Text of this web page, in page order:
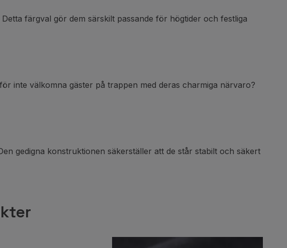
färgval gör dem särskilt passande för högtider och festliga
inte välkomna gäster på trappen med deras charmiga närvaro?
gedigna konstruktionen säkerställer att de står stabilt och säkert